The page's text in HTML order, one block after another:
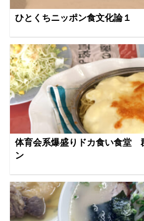
ひとくちニッポン食文化論１
体育会系爆盛りドカ食い食堂
ン